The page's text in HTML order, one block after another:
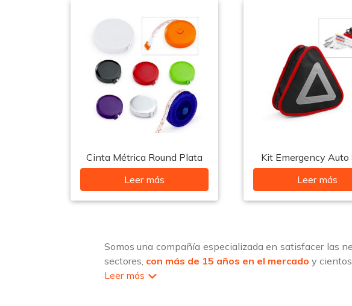
Cinta Métrica Round Plata
Leer más
Kit Emergency Auto
Leer más
Somos una compañía especializada en satisfacer las
sectores, con más de 15 años en el mercado y
Leer más